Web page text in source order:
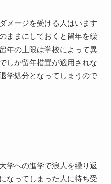
メージを受ける人はいます
ままにしておくと留年を繰
年の上限は学校によって異
しか留年措置が適用されな
学処分となってしまうので
学への進学で浪人を繰り返
なってしまった人に待ち受